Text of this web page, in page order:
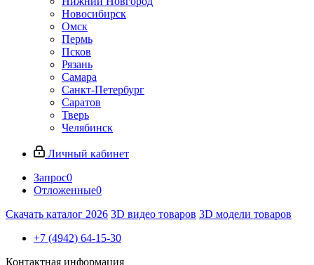
Новосибирск
Омск
Пермь
Псков
Рязань
Самара
Санкт-Петербург
Саратов
Тверь
Челябинск
Личный кабинет
Запрос0
Отложенные0
Скачать каталог 2026 3D видео товаров 3D модели товаров
+7 (4942) 64-15-30
Контактная информация